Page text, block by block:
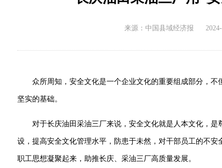
来源：中国县域经济报
众所周知，安全文化是一个企业文化的重要组成部分，
坚实的基础。
对于长庆油田采油三厂来说，安全文化就是人本文化，
设，提高安全文化管理水平，防患于未然，对干部员工的不
职工思想凝聚起来，助推长庆、采油三厂高质量发展。